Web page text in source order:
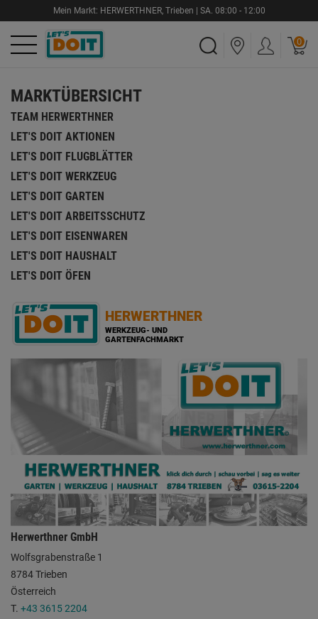
Mein Markt: HERWERTHNER, Trieben | SA. 08:00 - 12:00
0
MARKTÜBERSICHT
TEAM HERWERTHNER
LET'S DOIT AKTIONEN
LET'S DOIT FLUGBLÄTTER
LET'S DOIT WERKZEUG
LET'S DOIT GARTEN
LET'S DOIT ARBEITSSCHUTZ
LET'S DOIT EISENWAREN
LET'S DOIT HAUSHALT
LET'S DOIT ÖFEN
HERWERTHNER
WERKZEUG- UND
GARTENFACHMARKT
Herwerthner GmbH
Wolfsgrabenstraße 1
8784 Trieben
Österreich
T. +43 3615 2204